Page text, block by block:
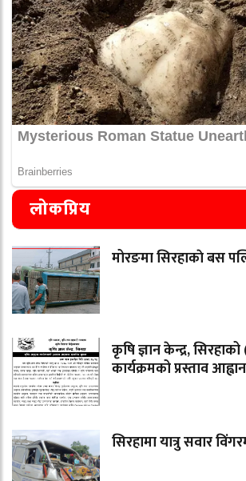
लोकप्रिय
मोरङमा सिरहाकाे बस
कृषि ज्ञान केन्द्र,
कार्यक्रमको प्रस्ताव
सिरहामा यात्रु सवार